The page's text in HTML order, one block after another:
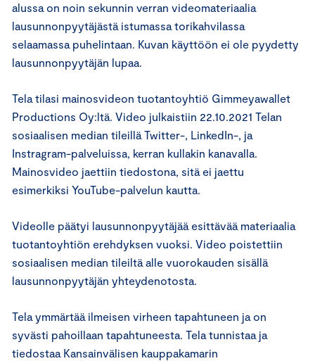
alussa on noin sekunnin verran videomateriaalia
lausunnonpyytäjästä istumassa torikahvilassa
selaamassa puhelintaan. Kuvan käyttöön ei ole pyydetty
lausunnonpyytäjän lupaa.
Tela tilasi mainosvideon tuotantoyhtiö Gimmeyawallet
Productions Oy:ltä. Video julkaistiin 22.10.2021 Telan
sosiaalisen median tileillä Twitter-, LinkedIn-, ja
Instragram-palveluissa, kerran kullakin kanavalla.
Mainosvideo jaettiin tiedostona, sitä ei jaettu
esimerkiksi YouTube-palvelun kautta.
Videolle päätyi lausunnonpyytäjää esittävää materiaalia
tuotantoyhtiön erehdyksen vuoksi. Video poistettiin
sosiaalisen median tileiltä alle vuorokauden sisällä
lausunnonpyytäjän yhteydenotosta.
Tela ymmärtää ilmeisen virheen tapahtuneen ja on
syvästi pahoillaan tapahtuneesta. Tela tunnistaa ja
tiedostaa Kansainvälisen kauppakamarin